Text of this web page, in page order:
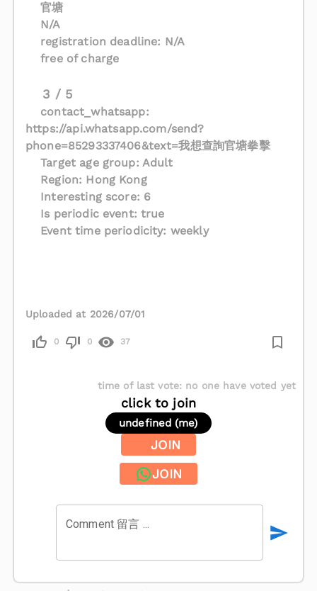
官塘
N/A
registration deadline: N/A
free of charge
3 / 5
contact_whatsapp:
https://api.whatsapp.com/send?
phone=85293337406&text=我想查詢官塘拳擊
Target age group: Adult
Region: Hong Kong
Interesting score: 6
Is periodic event: true
Event time periodicity: weekly
Uploaded at 2026/07/01
0 0 37
time of last vote: no one have voted yet
click to join
undefined (me)
JOIN
JOIN
Comment 留言 ...